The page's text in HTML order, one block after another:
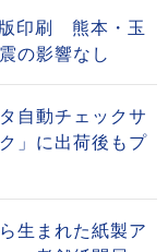
版印刷 熊本・玉
の影響なし
自動チェックサ
」に出荷後もプ
生まれた紙製ア